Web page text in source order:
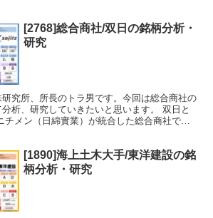
[2768]総合商社/双日の銘柄分析・
研究
究所、所長のトラ男です。今回は総合商社の
析、研究していきたいと思います。 双日と
チメン（日綿實業）が統合した総合商社で
[1890]海上土木大手/東洋建設の銘
柄分析・研究